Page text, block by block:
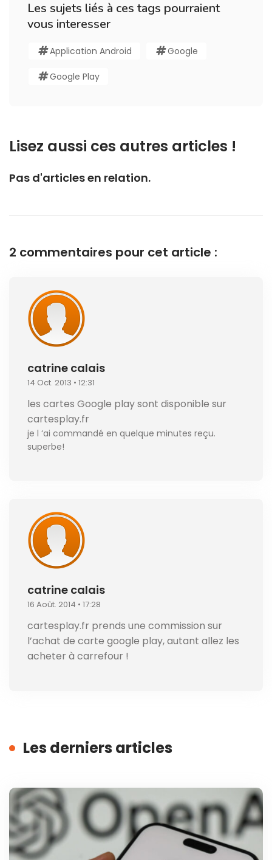
Les sujets liés à ces tags pourraient
vous interesser
Application Android Google
Google Play
Lisez aussi ces autres articles !
Pas d'articles en relation.
2 commentaires pour cet article :
catrine calais
14 Oct. 2013 • 12:31
les cartes Google play sont disponible sur
cartesplay.fr
je l ‘ai commandé en quelque minutes reçu.
superbe!
catrine calais
16 Août. 2014 • 17:28
cartesplay.fr prends une commission sur
l’achat de carte google play, autant allez les
acheter à carrefour !
Les derniers articles